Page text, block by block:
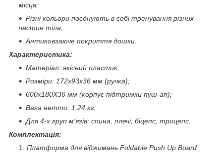
місця;
Різні кольори поєднують в собі тренування різних
частин тіла;
Антиковзаюче покриття дошки.
Характеристика:
Матеріал: якісний пластик;
Розміри: 172x93x36 мм (ручка);
600x180X36 мм (корпус підтримки пуш-ап);
Вага нетто: 1,24 кг;
Для 4-х груп м'язів: спина, плечі, біцепс, трицепс.
Комплектація:
Платформа для віджимань Foldable Push Up Board